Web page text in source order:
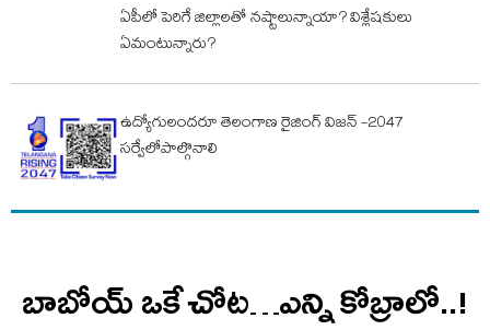
ఏపీలో పెరిగే జిల్లాలతో నష్టాలున్నాయా? విశ్లేషకులు
ఏమంటున్నారు?
ఉద్యోగులందరూ తెలంగాణ రైజింగ్ విజన్ -2047
సర్వేలోపాల్గొనాలి
బాబోయ్ ఒకే చోట…ఎన్ని కోబ్రాలో..!